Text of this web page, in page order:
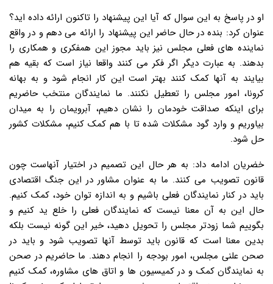
او در پاسخ به این سوال که آیا این پیشنهاد را تاکنون ارائه داده اید؟
عنوان کرد: بنده در حال حاضر این پیشنهاد را ارائه می دهم و در واقع
نماینده های فعلی مجلس نیز باید مجوز این همفکری و همکاری را
بدهند. به عبارت دیگر اگر فکر می کنند واقعا نیاز است که بقیه هم
بیایند به آنها کمک کنند بهتر است این کار انجام شود و به بهانه
کرونا، امور مجلس را تعطیل نکنند. ما نمایندگان منتخب حاضریم
برای اینکه صداقت خودمان را نشان دهیم، آبرویمان را به میدان
بیاوریم و وارد گود مشکلات شده تا با هم کمک کنیم، مشکلات کشور
حل شود.
خضریان ادامه داد: به هر حال این تصمیم در اختیار آنهاست چون
قانون تصویب می کنند. ما به عنوان مشاور در این جنگ اقتصادی
باید در کنار نمایندگان فعلی باشیم و به اندازه توان خود، کمک کنیم.
حال این به آن معنا نیست که نمایندگان فعلی را خلع ید کنیم و
بگوییم شما زودتر مجلس را تحویل دهید، خیر این گونه نیست بلکه
بدین معنا است که قانون باید توسط آنها تصویب شود و باید در
صحن علنی مجلس، امور بودجه را انجام دهند. ما حاضریم در صحن
به نمایندگان کمک و در کمیسیون ها و اتاق های مشاوره، کمک کنیم